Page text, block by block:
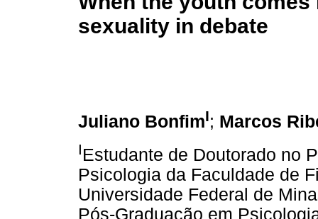
sexuality in debate
Juliano BonfimI; Marcos
IEstudante de Doutorado no
Psicologia da Faculdade de
Universidade Federal de
Pós-Graduação em